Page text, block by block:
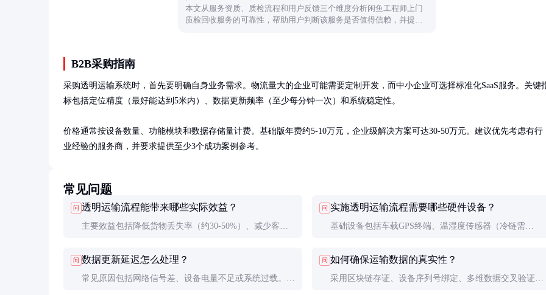
本文从服务资质、质检流程和用户反馈三个维度分析闲鱼工程师上门
质检回收服务的可靠性，帮助用户判断该服务是否值得信赖，并提供
B2B采购指南
采购透明运输系统时，首先要明确自身业务需求。物流量大的企业可能需要定制开发，而中小企业可选择标准化SaaS服务。关键
标包括定位精度（最好能达到5米内）、数据更新频率（至少每分钟一次）和系统稳定性。
价格通常按设备数量、功能模块和数据存储量计费。基础版年费约5-10万元，企业级解决方案可达30-50万元。建议优先考虑有行
业经验的服务商，并要求提供至少3个成功案例参考。
常见问题
问 透明运输流程能带来哪些实际效益？
主要效益包括降低货物丢失率（约30-50%）、减少客户
供应链协同效率和管理决策的科学性。
问 实施透明运输流程需要哪些硬件设备？
基础设备包括车载GPS终端、温湿度传感器（冷链需
震动传感器等。设备选择要考虑防水防尘等级和电池续航
能力。
问 数据更新延迟怎么处理？
常见原因包括网络信号差、设备电量不足或系统过载。可
问 如何确保运输数据的真实性？
采用区块链存证、设备序列号绑定、多维数据交叉验证等